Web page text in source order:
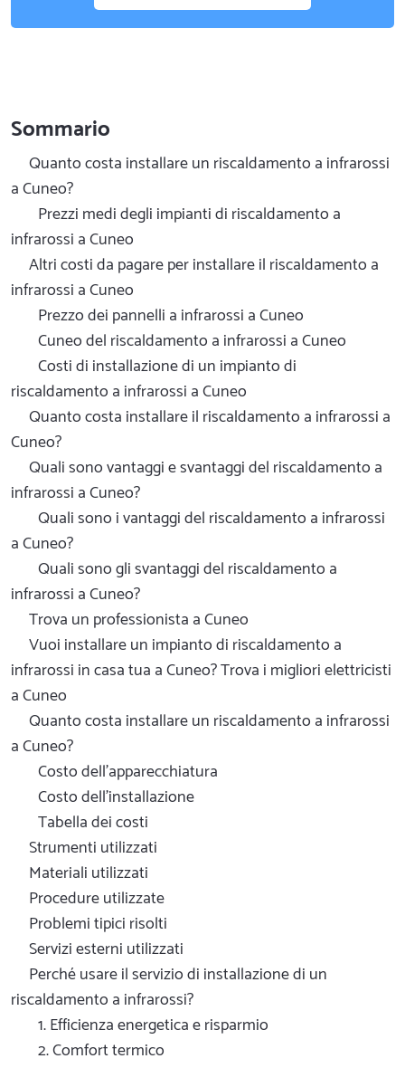
Sommario
Quanto costa installare un riscaldamento a infrarossi
a Cuneo?
Prezzi medi degli impianti di riscaldamento a
infrarossi a Cuneo
Altri costi da pagare per installare il riscaldamento a
infrarossi a Cuneo
Prezzo dei pannelli a infrarossi a Cuneo
Cuneo del riscaldamento a infrarossi a Cuneo
Costi di installazione di un impianto di
riscaldamento a infrarossi a Cuneo
Quanto costa installare il riscaldamento a infrarossi a
Cuneo?
Quali sono vantaggi e svantaggi del riscaldamento a
infrarossi a Cuneo?
Quali sono i vantaggi del riscaldamento a infrarossi
a Cuneo?
Quali sono gli svantaggi del riscaldamento a
infrarossi a Cuneo?
Trova un professionista a Cuneo
Vuoi installare un impianto di riscaldamento a
infrarossi in casa tua a Cuneo? Trova i migliori elettricisti
a Cuneo
Quanto costa installare un riscaldamento a infrarossi
a Cuneo?
Costo dell'apparecchiatura
Costo dell'installazione
Tabella dei costi
Strumenti utilizzati
Materiali utilizzati
Procedure utilizzate
Problemi tipici risolti
Servizi esterni utilizzati
Perché usare il servizio di installazione di un
riscaldamento a infrarossi?
1. Efficienza energetica e risparmio
2. Comfort termico